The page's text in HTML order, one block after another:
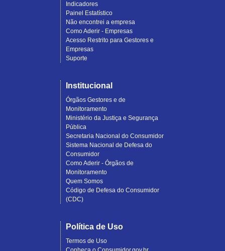
Indicadores
Painel Estatístico
Não encontrei a empresa
Como Aderir - Empresas
Acesso Restrito para Gestores e
Empresas
Suporte
Institucional
Órgãos Gestores e de
Monitoramento
Ministério da Justiça e Segurança
Pública
Secretaria Nacional do Consumidor
Sistema Nacional de Defesa do
Consumidor
Como Aderir - Órgãos de
Monitoramento
Quem Somos
Código de Defesa do Consumidor
(CDC)
Política de Uso
Termos de Uso